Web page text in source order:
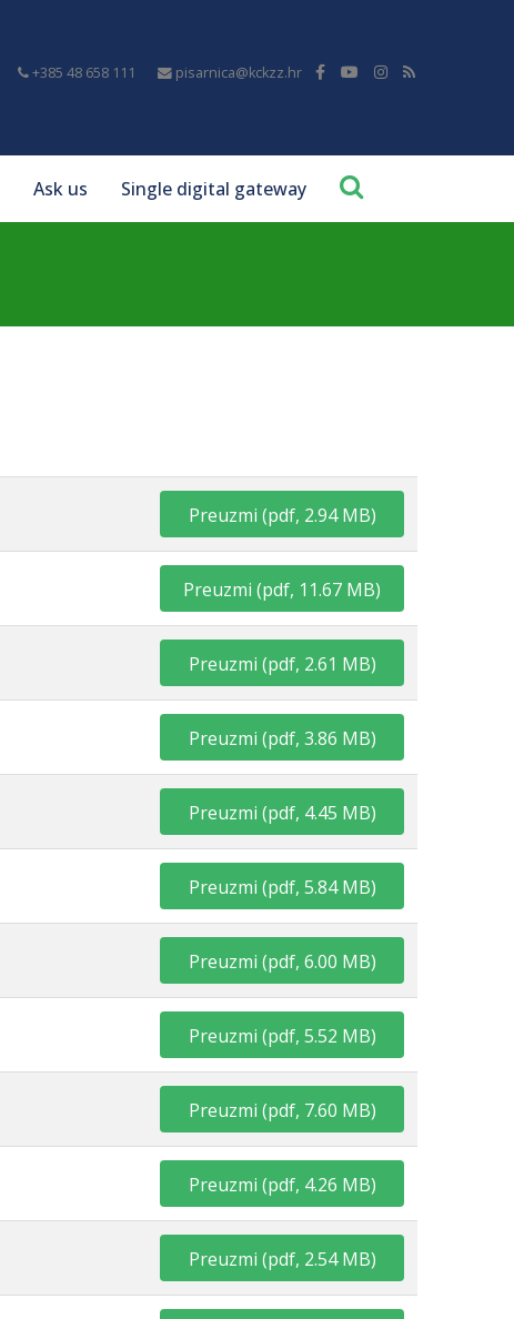
+385 48 658 111 pisarnica@kckzz.hr
Ask us Single digital gateway
Preuzmi (pdf, 2.94 MB)
Preuzmi (pdf, 11.67 MB)
Preuzmi (pdf, 2.61 MB)
Preuzmi (pdf, 3.86 MB)
Preuzmi (pdf, 4.45 MB)
Preuzmi (pdf, 5.84 MB)
Preuzmi (pdf, 6.00 MB)
Preuzmi (pdf, 5.52 MB)
Preuzmi (pdf, 7.60 MB)
Preuzmi (pdf, 4.26 MB)
Preuzmi (pdf, 2.54 MB)